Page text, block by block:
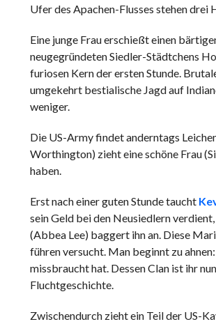
Ufer des Apachen-Flusses stehen drei
Eine junge Frau erschießt einen
neugegründeten Siedler-Städtchens
furiosen Kern der ersten Stunde.
umgekehrt bestialische Jagd auf
weniger.
Die US-Army findet anderntags
Worthington) zieht eine schöne Frau
haben.
Erst nach einer guten Stunde taucht
sein Geld bei den Neusiedlern
(Abbea Lee) baggert ihn an. Diese
führen versucht. Man beginnt zu
missbraucht hat. Dessen Clan ist ihr
Fluchtgeschichte.
Zwischendurch zieht ein Teil der US-